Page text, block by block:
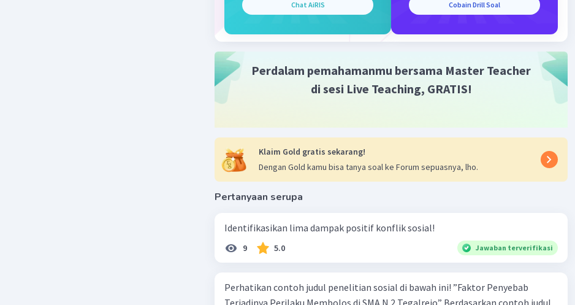
Chat AiRIS Cobain Drill Soal
Perdalam pemahamanmu bersama Master Teacher
di sesi Live Teaching, GRATIS!
Klaim Gold gratis sekarang!
Dengan Gold kamu bisa tanya soal ke Forum sepuasnya, lho.
Pertanyaan serupa
Identifikasikan lima dampak positif konflik sosial!
9 5.0 Jawaban terverifikasi
Perhatikan contoh judul penelitian sosial di bawah ini! ”Faktor Penyebab
Terjadinya Perilaku Membolos di SMA N 2 Tegalrejo” Berdasarkan contoh judul